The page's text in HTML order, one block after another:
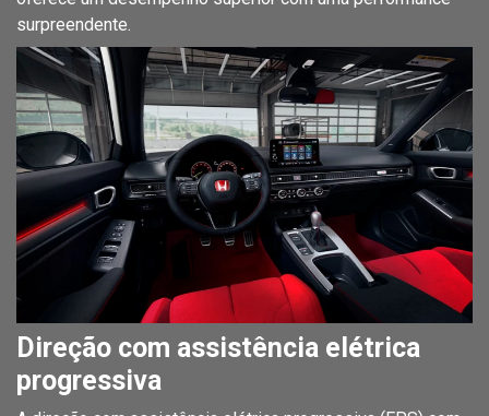
surpreendente.
Direção com assistência elétrica
progressiva